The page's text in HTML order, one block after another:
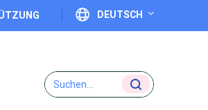
DEUTSCH
English